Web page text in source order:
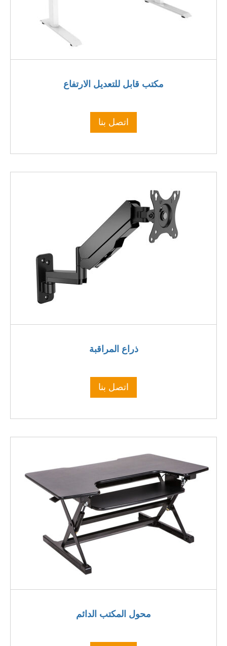
مكتب قابل للتعديل الارتفاع
اتصل بنا
ذراع المراقبة
اتصل بنا
محول المكتب الدائم